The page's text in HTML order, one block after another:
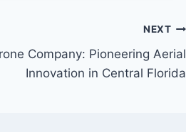
NEXT
Company: Pioneering Aerial
Innovation in Central Florida